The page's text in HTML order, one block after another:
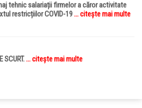
tehnic salariații firmelor a căror activitate
restricțiilor COVID-19... citește mai multe
SCURT.... citește mai multe